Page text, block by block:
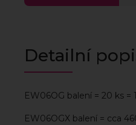
Detailní
EW06OG balení = 20 ks =
EW06OGX balení = cca